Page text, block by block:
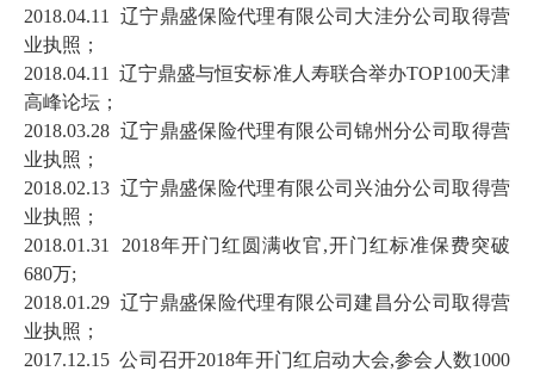
2018.04.11 辽宁鼎盛保险代理有限公司大洼分公司取得营
业执照；
2018.04.11 辽宁鼎盛与恒安标准人寿联合举办TOP100天津
高峰论坛；
2018.03.28 辽宁鼎盛保险代理有限公司锦州分公司取得营
业执照；
2018.02.13 辽宁鼎盛保险代理有限公司兴油分公司取得营
业执照；
2018.01.31 2018年开门红圆满收官,开门红标准保费突破
680万;
2018.01.29 辽宁鼎盛保险代理有限公司建昌分公司取得营
业执照；
2017.12.15 公司召开2018年开门红启动大会,参会人数1000